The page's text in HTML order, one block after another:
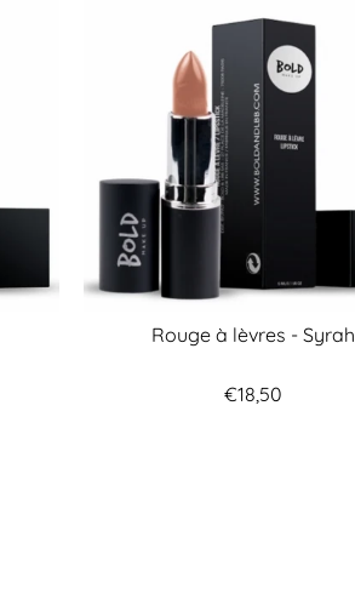
Rouge à lèvres - Syrah
€18,50